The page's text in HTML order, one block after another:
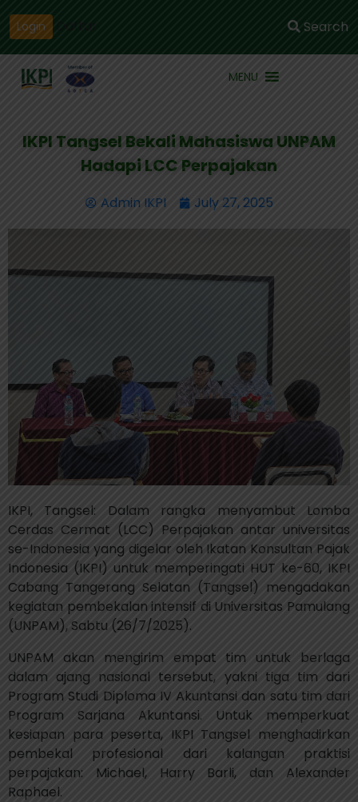
Login Search
MENU
IKPI Tangsel Bekali Mahasiswa UNPAM
Hadapi LCC Perpajakan
Admin IKPI July 27, 2025
IKPI, Tangsel: Dalam rangka menyambut Lomba
Cerdas Cermat (LCC) Perpajakan antar universitas
se-Indonesia yang digelar oleh Ikatan Konsultan Pajak
Indonesia (IKPI) untuk memperingati HUT ke-60, IKPI
Cabang Tangerang Selatan (Tangsel) mengadakan
kegiatan pembekalan intensif di Universitas Pamulang
(UNPAM), Sabtu (26/7/2025).
UNPAM akan mengirim empat tim untuk berlaga
dalam ajang nasional tersebut, yakni tiga tim dari
Program Studi Diploma IV Akuntansi dan satu tim dari
Program Sarjana Akuntansi. Untuk memperkuat
kesiapan para peserta, IKPI Tangsel menghadirkan
pembekal profesional dari kalangan praktisi
perpajakan: Michael, Harry Barli, dan Alexander
Raphael.